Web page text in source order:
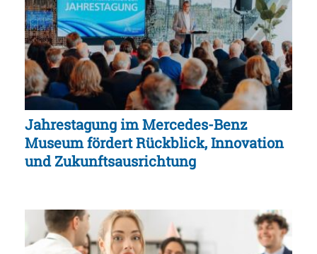
Jahrestagung im Mercedes-Benz
Museum fördert Rückblick, Innovation
und Zukunftsausrichtung